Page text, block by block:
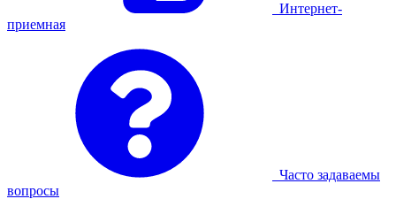
Интернет-
приемная
Часто задаваемы
вопросы